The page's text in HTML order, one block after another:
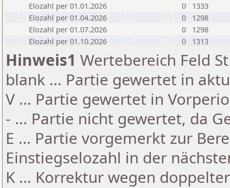
Elozahl per 01.01.2026
0
1333
Elozahl per 01.04.2026
0
1298
Elozahl per 01.07.2026
0
1298
Elozahl per 01.10.2026
0 1313
Hinweis1 Wertebereich Feld
blank ... Partie gewertet in
V ... Partie gewertet in
- ... Partie nicht gewertet, da
E ... Partie vorgemerkt zur
Einstiegselozahl in der
K ... Korrektur wegen